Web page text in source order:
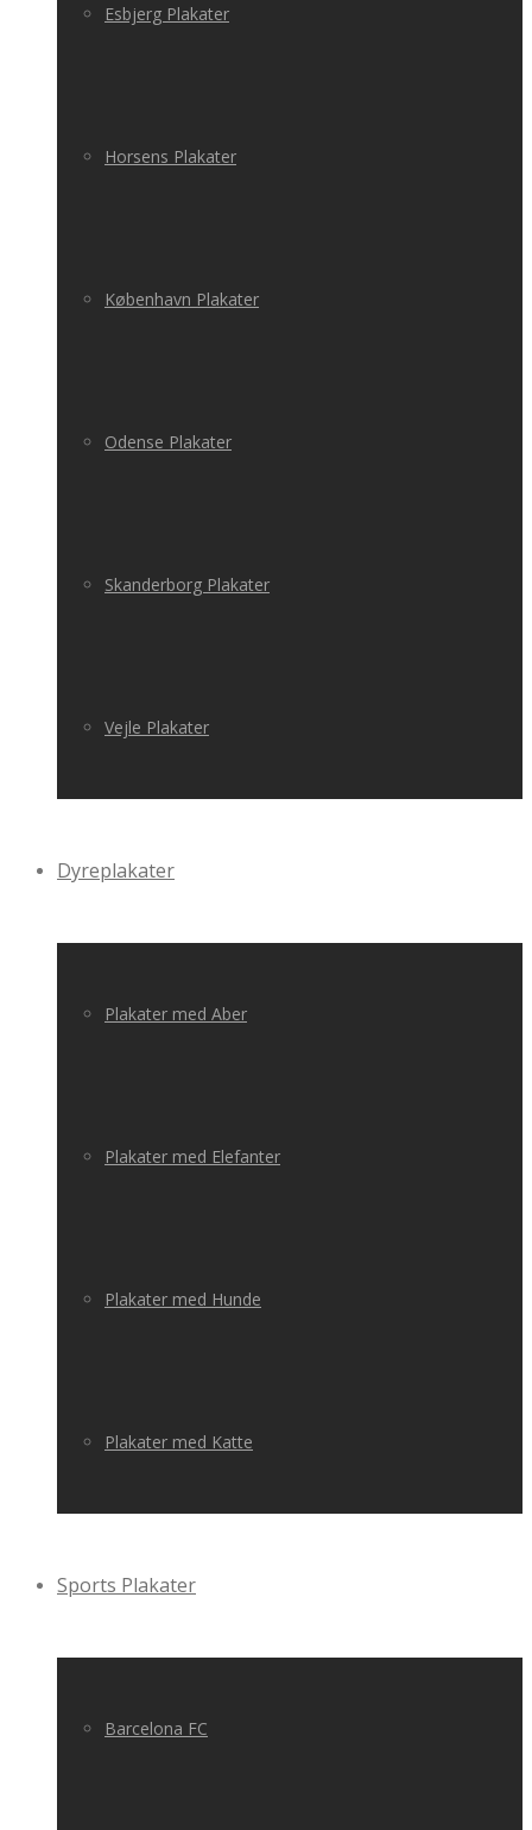
Esbjerg Plakater
Horsens Plakater
København Plakater
Odense Plakater
Skanderborg Plakater
Vejle Plakater
Dyreplakater
Plakater med Aber
Plakater med Elefanter
Plakater med Hunde
Plakater med Katte
Sports Plakater
Barcelona FC